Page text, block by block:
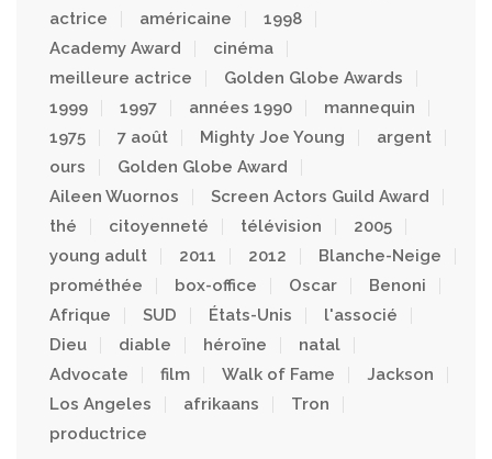
actrice
américaine
1998
Academy Award
cinéma
meilleure actrice
Golden Globe Awards
1999
1997 années 1990
mannequin
1975
7 août Mighty Joe Young
argent
ours
Golden Globe Award
Aileen Wuornos
Screen Actors Guild Award
thé
citoyenneté télévision
2005
young adult
2011 2012
Blanche-Neige
prométhée
box-office Oscar
Benoni
Afrique
SUD États-Unis
l'associé
Dieu
diable héroïne
natal
Advocate
film Walk of Fame
Jackson
Los Angeles
afrikaans
Tron
productrice